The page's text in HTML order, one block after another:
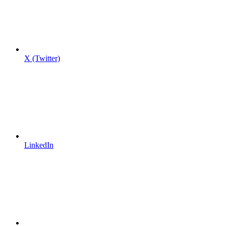
X (Twitter)
LinkedIn